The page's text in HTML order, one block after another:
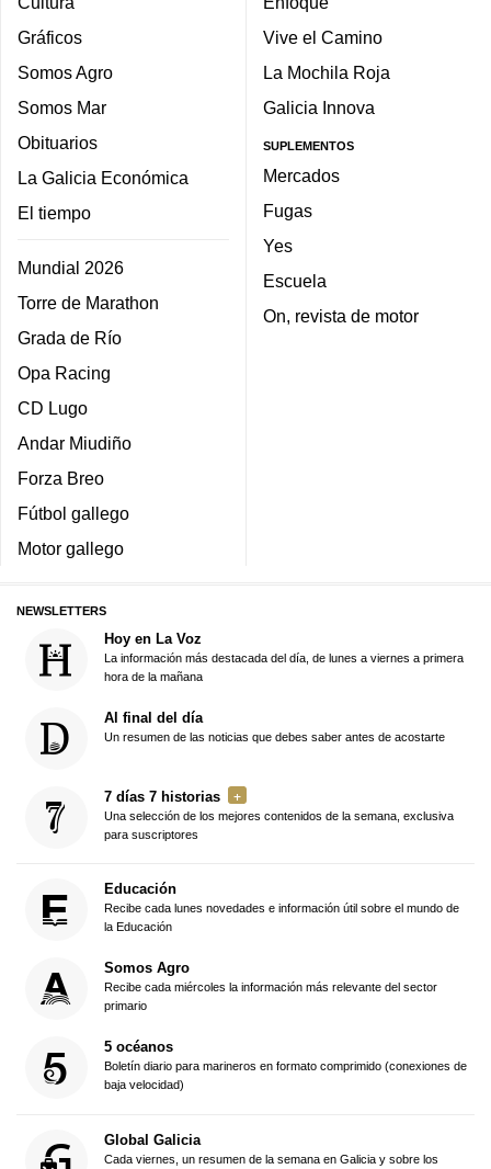
Gráficos
Somos Agro
Somos Mar
Obituarios
La Galicia Económica
El tiempo
Mundial 2026
Torre de Marathon
Grada de Río
Opa Racing
CD Lugo
Andar Miudiño
Forza Breo
Fútbol gallego
Motor gallego
Vive el Camino
La Mochila Roja
Galicia Innova
SUPLEMENTOS
Mercados
Fugas
Yes
Escuela
On, revista de motor
NEWSLETTERS
Hoy en La Voz
La información más destacada del día, de lunes a viernes a primera
hora de la mañana
Al final del día
Un resumen de las noticias que debes saber antes de acostarte
7 días 7 historias
Una selección de los mejores contenidos de la semana, exclusiva
para suscriptores
Educación
Recibe cada lunes novedades e información útil sobre el mundo de
la Educación
Somos Agro
Recibe cada miércoles la información más relevante del sector
primario
5 océanos
Boletín diario para marineros en formato comprimido (conexiones de
baja velocidad)
Global Galicia
Cada viernes, un resumen de la semana en Galicia y sobre los